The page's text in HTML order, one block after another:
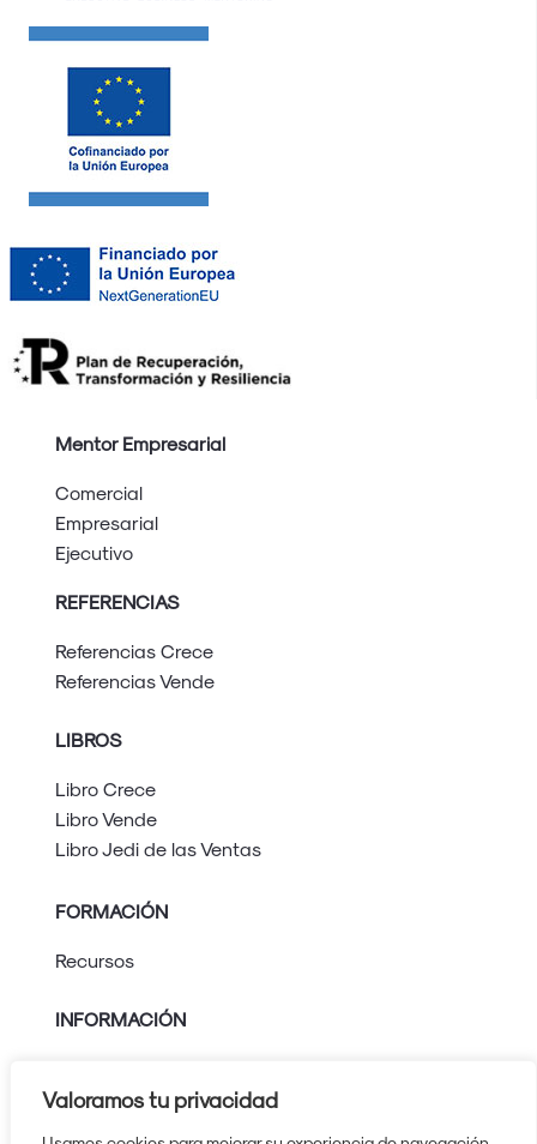
Valoramos tu privacidad
Mentor Empresarial
Comercial
Empresarial
Ejecutivo
REFERENCIAS
Referencias Crece
Referencias Vende
LIBROS
Libro Crece
Libro Vende
Libro Jedi de las Ventas
FORMACIÓN
Recursos
INFORMACIÓN
Política de privacidad